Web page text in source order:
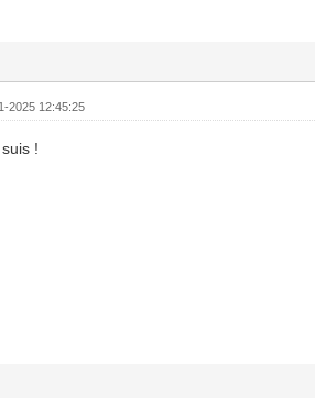
2025 12:45:25
!